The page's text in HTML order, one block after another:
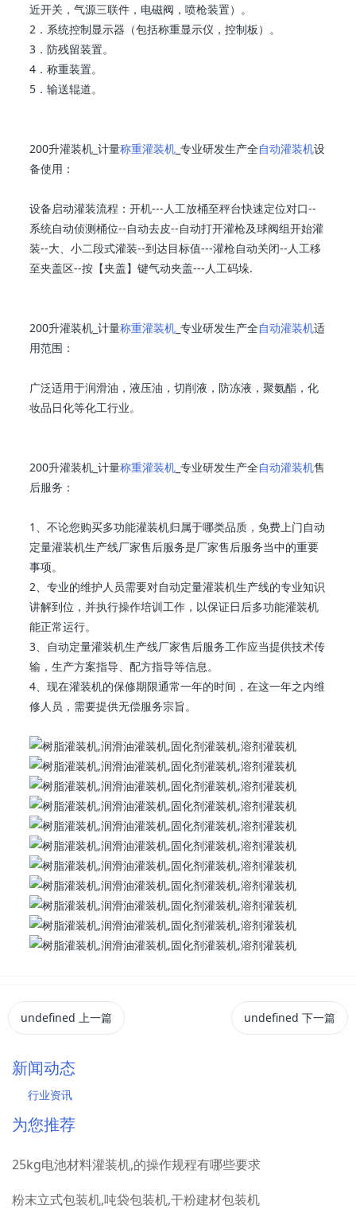
近开关，气源三联件，电磁阀，喷枪装置）。
2．系统控制显示器（包括称重显示仪，控制板）。
3．防残留装置。
4．称重装置。
5．输送辊道。
200升灌装机_计量称重灌装机 _专业研发生产全自动灌装机设
备使用：
设备启动灌装流程：开机---人工放桶至秤台快速定位对口--
系统自动侦测桶位--自动去皮--自动打开灌枪及球阀组开始灌
装--大、小二段式灌装--到达目标值---灌枪自动关闭--人工移
至夹盖区--按【夹盖】键气动夹盖---人工码垛.
200升灌装机_计量称重灌装机 _专业研发生产全自动灌装机适
用范围：
广泛适用于润滑油，液压油，切削液，防冻液，聚氨酯，化
妆品日化等化工行业。
200升灌装机_计量称重灌装机 _专业研发生产全自动灌装机售
后服务：
1、不论您购买多功能灌装机归属于哪类品质，免费上门自动
定量灌装机生产线厂家售后服务是厂家售后服务当中的重要
事项。
2、专业的维护人员需要对自动定量灌装机生产线的专业知识
讲解到位，并执行操作培训工作，以保证日后多功能灌装机
能正常运行。
3、自动定量灌装机生产线厂家售后服务工作应当提供技术传
输，生产方案指导、配方指导等信息。
4、现在灌装机的保修期限通常一年的时间，在这一年之内维
修人员，需要提供无偿服务宗旨。
undefined 上一篇 undefined 下一篇
新闻动态
行业资讯
为您推荐
25kg电池材料灌装机,的操作规程有哪些要求
粉末立式包装机,吨袋包装机,干粉建材包装机